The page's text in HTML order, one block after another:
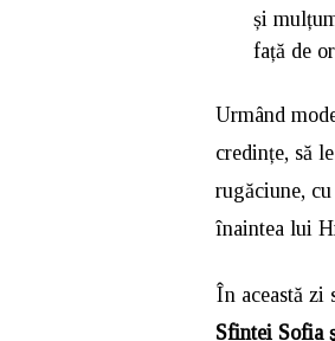
și
față de
Urmând
credințe, să
rugăciune,
înaintea lui
În această zi
Sfintei Sofia